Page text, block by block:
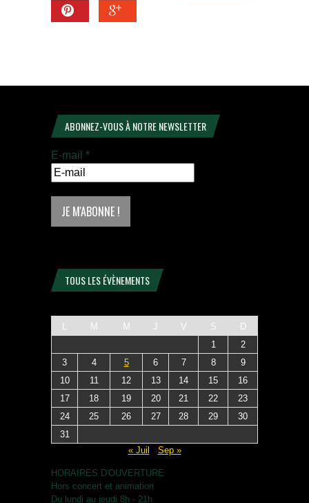
ABONNEZ-VOUS À NOTRE NEWSLETTER
E-mail *
TOUS LES ÉVÈNEMENTS
L M M J V S
D
1
2
3
4 5 6 7 8
9
10
11 12 13 14 15
16
17
18 19 20 21 22
23
24
25 26 27 28 29
30
31
« Juil
Sep »
HORAIRES D'OUVERTURE
Hors concert et animation
Du lundi au jeudi 8h - 21h